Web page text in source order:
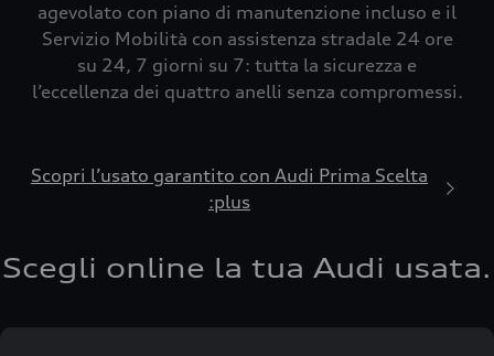
agevolato con piano di manutenzione incluso e il
Servizio Mobilità con assistenza stradale 24 ore
su 24, 7 giorni su 7: tutta la sicurezza e
l’eccellenza dei quattro anelli senza compromessi.
Scopri l’usato garantito con Audi Prima Scelta
:plus
Scegli online la tua Audi usata.